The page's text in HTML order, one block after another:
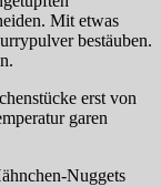
Mit etwas
bestäuben.
erst von
garen
Nuggets